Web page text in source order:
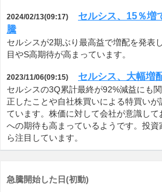
2024/02/13(09:17)
セルシス、15％増
騰
セルシスが2期ぶり最高益で増配を発表
目やS高期待が高まっています。
2023/11/06(09:15) セルシス、大幅増
セルシスの3Q累計最終が92%減益にも
正したことや自社株買いによる特買い
ています。株価に対して会社が意識し
への期待も高まっているようです。投
ら注目しています。
急騰開始した日(初動)